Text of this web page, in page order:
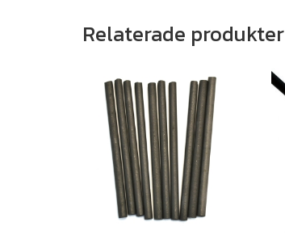
Relaterade produkter